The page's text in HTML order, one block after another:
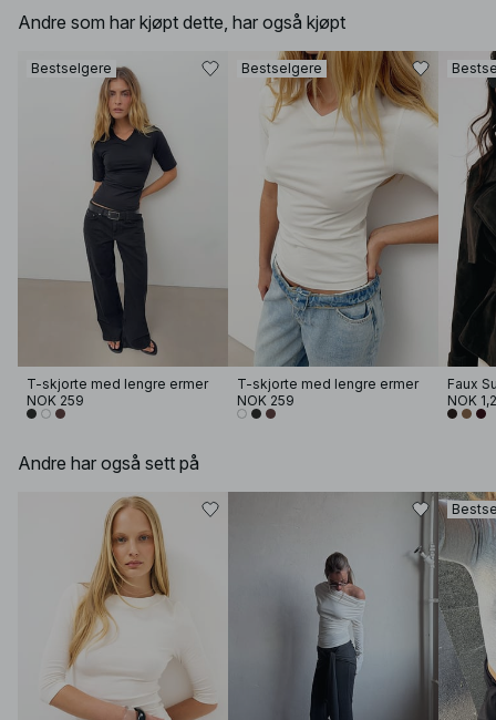
Andre som har kjøpt dette, har også kjøpt
Bestselgere
T-skjorte med lengre ermer
NOK 259
Bestselgere
T-skjorte med lengre ermer
NOK 259
Faux
NOK
Andre har også sett på